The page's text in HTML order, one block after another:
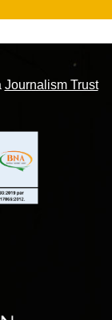
Journalism Trust